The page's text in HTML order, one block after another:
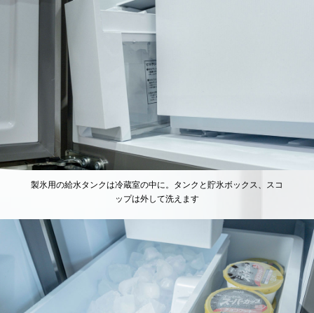
製氷用の給水タンクは冷蔵室の中に。タンクと貯氷ボックス、スコ
ップは外して洗えます